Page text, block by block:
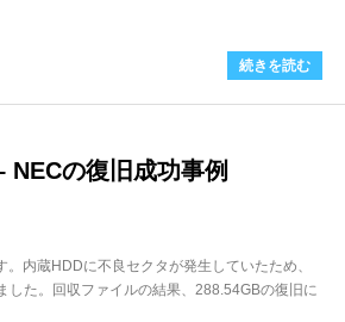
続きを読む
の復旧成功事例
内蔵HDDに不良セクタが発生していたため、
た。回収ファイルの結果、288.54GBの復旧に